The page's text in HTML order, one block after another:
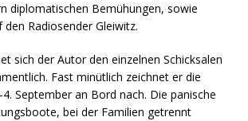
diplomatischen Bemühungen, sowie
Radiosender Gleiwitz.
sich der Autor den einzelnen Schicksalen
Fast minütlich zeichnet er die
September an Bord nach. Die panische
bei der Familien getrennt